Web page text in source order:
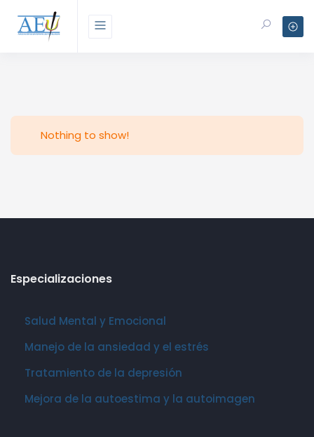
Nothing to show!
Especializaciones
Salud Mental y Emocional
Manejo de la ansiedad y el estrés
Tratamiento de la depresión
Mejora de la autoestima y la autoimagen